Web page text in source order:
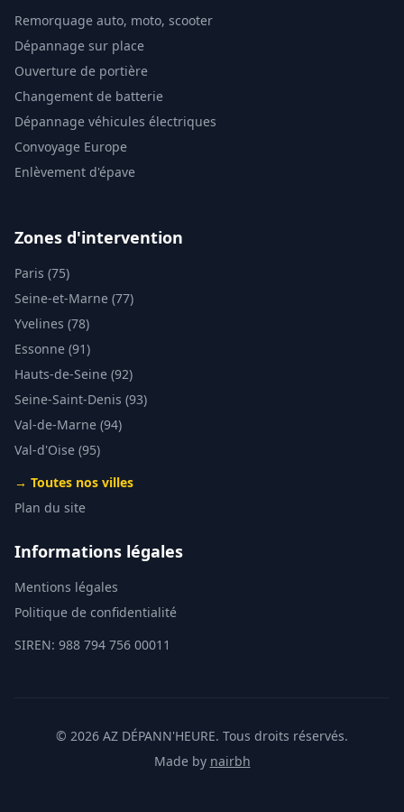
Remorquage auto, moto, scooter
Dépannage sur place
Ouverture de portière
Changement de batterie
Dépannage véhicules électriques
Convoyage Europe
Enlèvement d'épave
Zones d'intervention
Paris (75)
Seine-et-Marne (77)
Yvelines (78)
Essonne (91)
Hauts-de-Seine (92)
Seine-Saint-Denis (93)
Val-de-Marne (94)
Val-d'Oise (95)
→ Toutes nos villes
Plan du site
Informations légales
Mentions légales
Politique de confidentialité
SIREN: 988 794 756 00011
© 2026 AZ DÉPANN'HEURE. Tous droits réservés.
Made by nairbh